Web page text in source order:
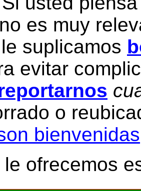
es muy
suplicamos
evitar
o
bienvenidas
le ofrecemos